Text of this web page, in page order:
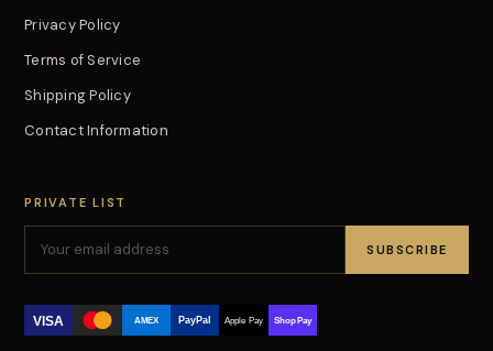
Privacy Policy
Terms of Service
Shipping Policy
Contact Information
PRIVATE LIST
SUBSCRIBE
VISA AMEX PayPal Apple Pay Shop Pay